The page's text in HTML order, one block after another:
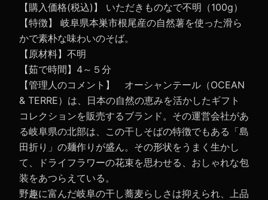
【購入価格(税込)】 いただきものなで不明（100g）
【特徴】 岐阜県本巣市根尾産の自然薯を使った滑ら
かで素朴な味わいのそば。
【原材料】不明
【茹で時間】4～５分
【管理人のコメント】 オーシャンテール（OCEAN
& TERRE）は、日本の自然の恵みを活かしたギフト
コレクションを販売するブランド。その運営会社があ
る岐阜県の北部は、この干しそばの特徴でもある「島
田折り」の麺作りが盛ん。その形状をうまく生かし
て、ドライフラワーの花束を思わせる、おしゃれな包
装をあつらえている。
野趣に富んだ岐阜の干し蕎麦らしさは抑えられ、上品